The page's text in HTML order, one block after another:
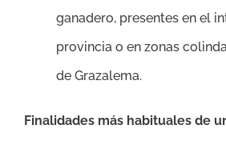
ganadero, presentes en el
provincia o en zonas
de Grazalema.
Finalidades más habituales de